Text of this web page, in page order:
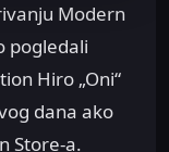
Modern
pogledali
Hiro „Oni“
dana ako
Store-a.